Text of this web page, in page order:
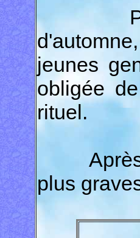
Parmi
jeunes
obligée
rituel.
Après
plus